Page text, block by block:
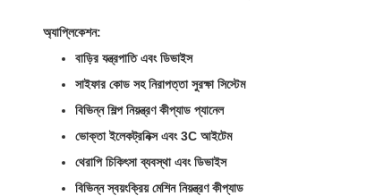
অ্যাপ্লিকেশন:
বাড়ির যন্ত্রপাতি এবং ডিভাইস
সাইফার কোড সহ নিরাপত্তা সুরক্ষা সিস্টেম
বিভিন্ন শিল্প নিয়ন্ত্রণ কীপ্যাড প্যানেল
ভোক্তা ইলেকট্রনিক্স এবং 3C আইটেম
থেরাপি চিকিৎসা ব্যবস্থা এবং ডিভাইস
বিভিন্ন স্বয়ংক্রিয় মেশিন নিয়ন্ত্রণ কীপ্যাড